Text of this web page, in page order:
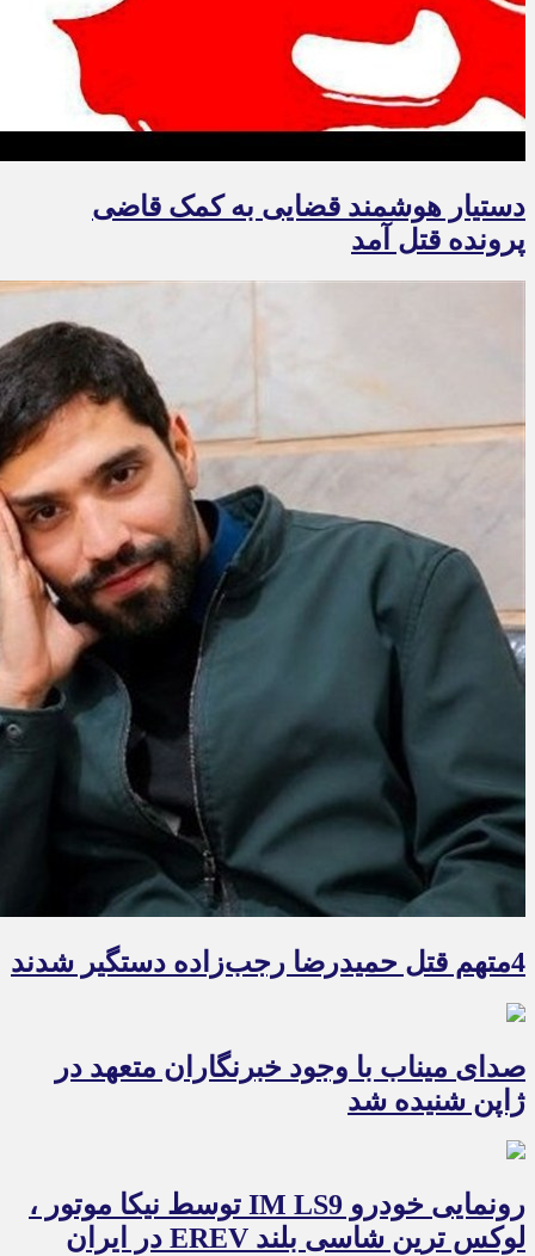
دستیار هوشمند قضایی به کمک قاضی
پرونده قتل آمد
4متهم قتل حمیدرضا رجب‌زاده دستگیر شدند
صدای میناب با وجود خبرنگاران متعهد در
ژاپن شنیده شد
رونمایی خودرو IM LS9 توسط نیکا موتور ،
لوکس ترین شاسی بلند EREV در ایران